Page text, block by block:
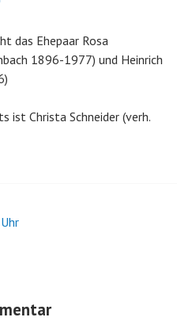
das Ehepaar Rosa
1896-1977) und Heinrich
ist Christa Schneider (verh.